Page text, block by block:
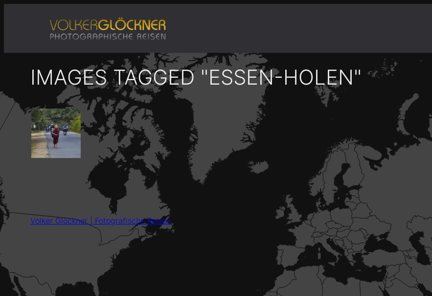
IMAGES TAGGED "ESSEN-HOLEN"
Volker Glöckner | Fotografische Reisen